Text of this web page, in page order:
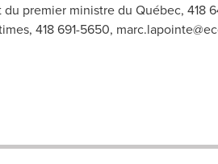
premier ministre du Québec, 418
418 691-5650,